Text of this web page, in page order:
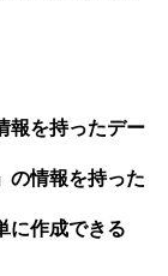
報を持ったデー
の情報を持った
に作成できる